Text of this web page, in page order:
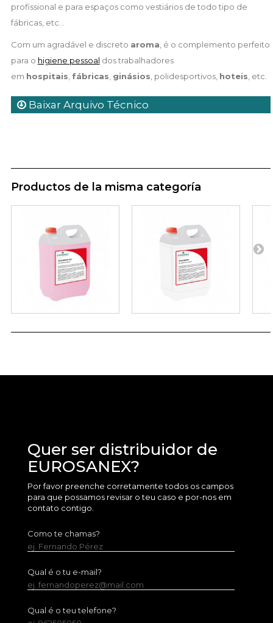
profissional e para espaços como vestiários de todo tipo de
fábricas, etc...
Com um agradável e discreto aroma , é o complemento perfeito
para o higiene pessoal dos trabalhadores
em hospitais fábricas ginásios , polidesportivos, hoteis , etc.
Baixar Arquivo Técnico
Productos de la misma categoría
Quer ser distribuidor de
EUROSANEX?
Por favor preenche corretamente todos os campos
para que possamos revisar o teu caso e por-nos em
contato contigo.
Como te chamas?
ej. Fernando Pérez
Qual é o tu e-mail?
ej. fernandoperez@mail.com
Qual é o teu telefone?